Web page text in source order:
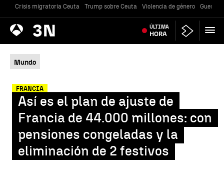
Crisis migratoria Ceuta Trump sobre Ceuta Violencia de género Guerra
Antena
3 Noticias ÚLTIMA
HORA
Mundo
FRANCIA
Así es el plan de ajuste de
Francia de 44.000 millones: con
pensiones congeladas y la
eliminación de 2 festivos